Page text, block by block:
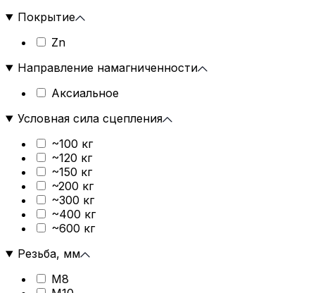
Покрытие
Zn
Направление намагниченности
Аксиальное
Условная сила сцепления
~100 кг
~120 кг
~150 кг
~200 кг
~300 кг
~400 кг
~600 кг
Резьба, мм
М8